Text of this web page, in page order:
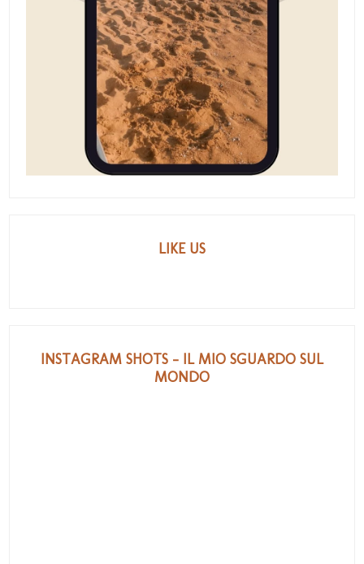
LIKE US
INSTAGRAM SHOTS - IL MIO SGUARDO SUL
MONDO